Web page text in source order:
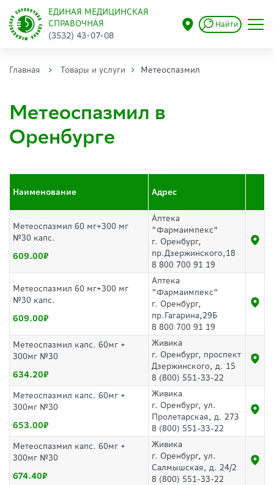
ЕДИНАЯ МЕДИЦИНСКАЯ
СПРАВОЧНАЯ
(3532) 43-07-08
Найти
Главная Товары и услуги Метеоспазмил
Метеоспазмил в
Оренбурге
Наименование Адрес
Метеоспазмил 60 мг+300 мг
№30 капс.
609.00
Аптека
"Фармаимпекс"
г. Оренбург,
пр.Дзержинского,18
8 800 700 91 19
Метеоспазмил 60 мг+300 мг
№30 капс.
609.00
Аптека
"Фармаимпекс"
г. Оренбург,
пр.Гагарина,29Б
8 800 700 91 19
Метеоспазмил капс. 60мг +
300мг №30
634.20
Живика
г. Оренбург, проспект
Дзержинского, д. 15
8 (800) 551-33-22
Метеоспазмил капс. 60мг +
300мг №30
653.00
Живика
г. Оренбург, ул.
Пролетарская, д. 273
8 (800) 551-33-22
Метеоспазмил капс. 60мг +
300мг №30
674.40
Живика
г. Оренбург, ул.
Салмышская, д. 24/2
8 (800) 551-33-22